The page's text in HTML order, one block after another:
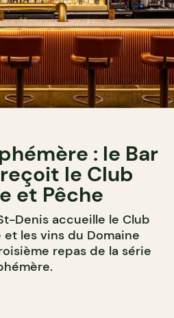
: le Bar
le Club
et Pêche
Denis accueille le Club
et les vins du Domaine
repas de la série